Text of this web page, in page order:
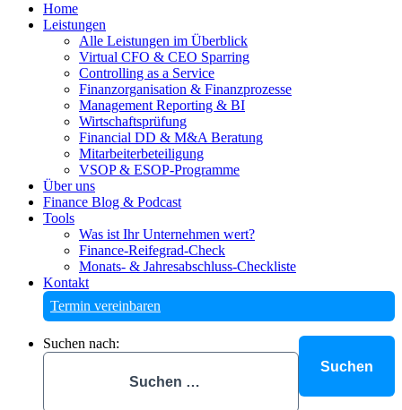
Home
Leistungen
Alle Leistungen im Überblick
Virtual CFO & CEO Sparring
Controlling as a Service
Finanzorganisation & Finanzprozesse
Management Reporting & BI
Wirtschaftsprüfung
Financial DD & M&A Beratung
Mitarbeiterbeteiligung
VSOP & ESOP-Programme
Über uns
Finance Blog & Podcast
Tools
Was ist Ihr Unternehmen wert?
Finance-Reifegrad-Check
Monats- & Jahresabschluss-Checkliste
Kontakt
Termin vereinbaren
Suchen nach: